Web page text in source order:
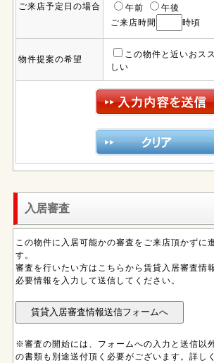
ご来店予定日の場合
午前
午後
ご来店時間
時頃
物件提案の希望
この物件と近いおス
しい
入居審査
この物件に入居可能かの審査をご来店頂かずに
す。
審査を行いたい方はこちらから賃貸入居審査情
必要情報を入力して送信してください。
※審査の開始には、フォームへの入力と送信以
の書類も別途送付頂く必要がございます。詳し